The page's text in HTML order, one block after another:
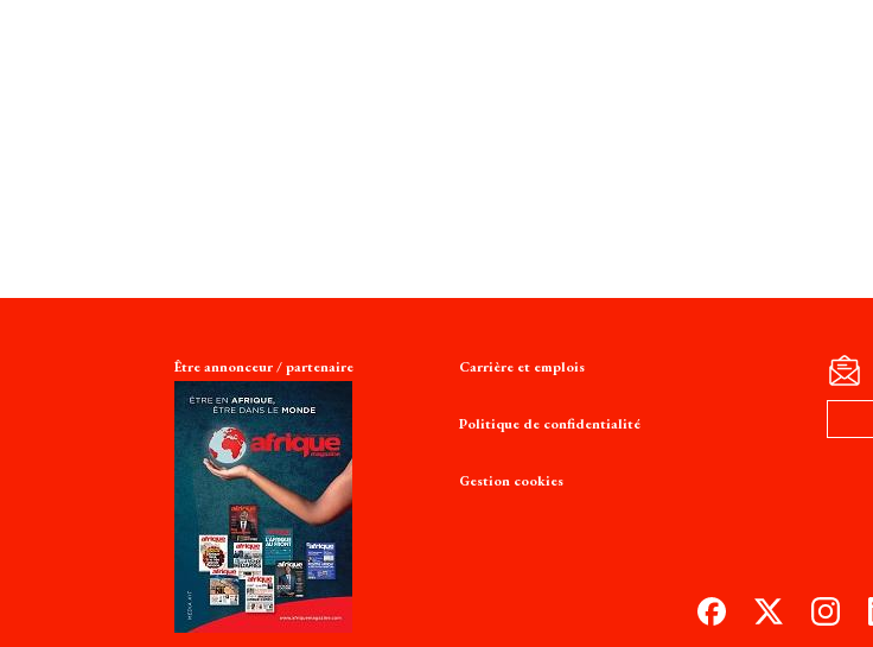
Être annonceur / partenaire Carrière et emplois
Politique de confidentialité
Gestion cookies